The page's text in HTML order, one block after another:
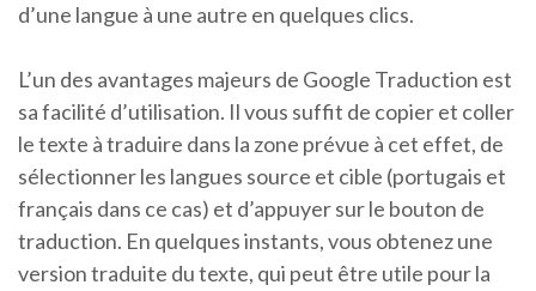
d’une langue à une autre en quelques clics.
L’un des avantages majeurs de Google Traduction est
sa facilité d’utilisation. Il vous suffit de copier et coller
le texte à traduire dans la zone prévue à cet effet, de
sélectionner les langues source et cible (portugais et
français dans ce cas) et d’appuyer sur le bouton de
traduction. En quelques instants, vous obtenez une
version traduite du texte, qui peut être utile pour la